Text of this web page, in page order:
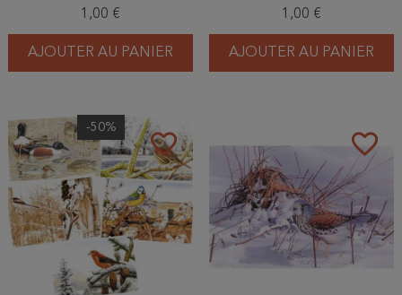
1,00 €
AJOUTER AU PANIER
1,00 €
AJOUTER AU PANIER
favorite_border
-50%
favorite_border